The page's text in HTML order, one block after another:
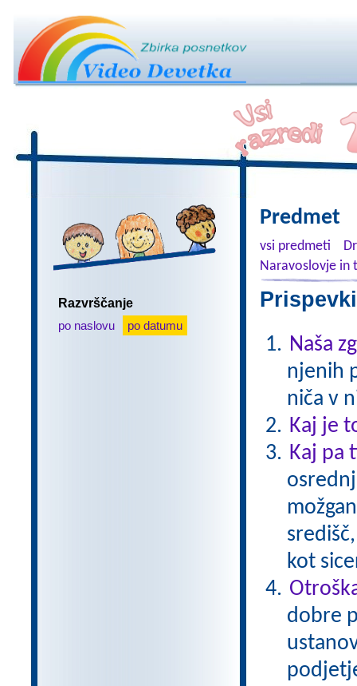
Razvrščanje
po naslovu
po datumu
Predmet
vsi predmeti
Naravoslovje in
Naša
njenih
niča v
Kaj je
Kaj pa
kot
dobre